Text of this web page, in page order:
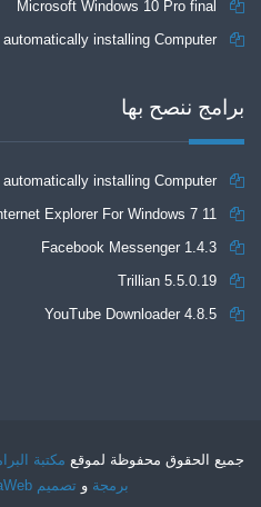
Microsoft Windows 10 Pro final
installing Computer
برامج ننصح بها
installing Computer
Drivers 17.7
Explorer For Windows 7 11
Facebook Messenger 1.4.3
Trillian 5.5.0.19
YouTube Downloader 4.8.5
جميع الحقوق محفوظة لموقع مكتبة
برمجة و تصميم